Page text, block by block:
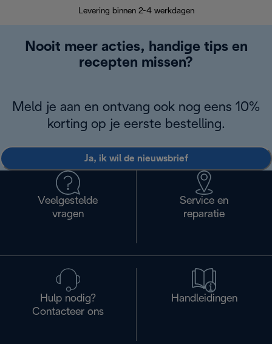
Levering binnen 2-4 werkdagen
Nooit meer acties, handige tips en
recepten missen?
Meld je aan en ontvang ook nog eens 10%
korting op je eerste bestelling.
Ja, ik wil de nieuwsbrief
Veelgestelde
vragen
Service en
reparatie
Hulp nodig?
Contacteer ons
Handleidingen